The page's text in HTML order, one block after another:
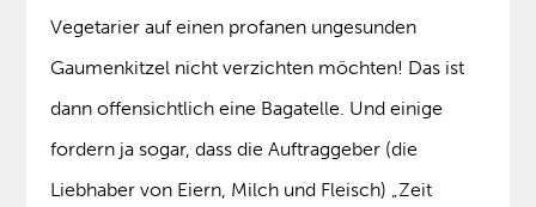
Vegetarier auf einen profanen ungesunden
Gaumenkitzel nicht verzichten möchten! Das ist
dann offensichtlich eine Bagatelle. Und einige
fordern ja sogar, dass die Auftraggeber (die
Liebhaber von Eiern, Milch und Fleisch) „Zeit